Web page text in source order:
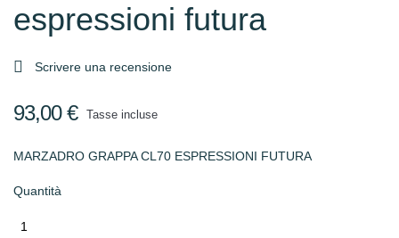
espressioni futura
 Scrivere una recensione
93,00 € Tasse incluse
MARZADRO GRAPPA CL70 ESPRESSIONI FUTURA
Quantità